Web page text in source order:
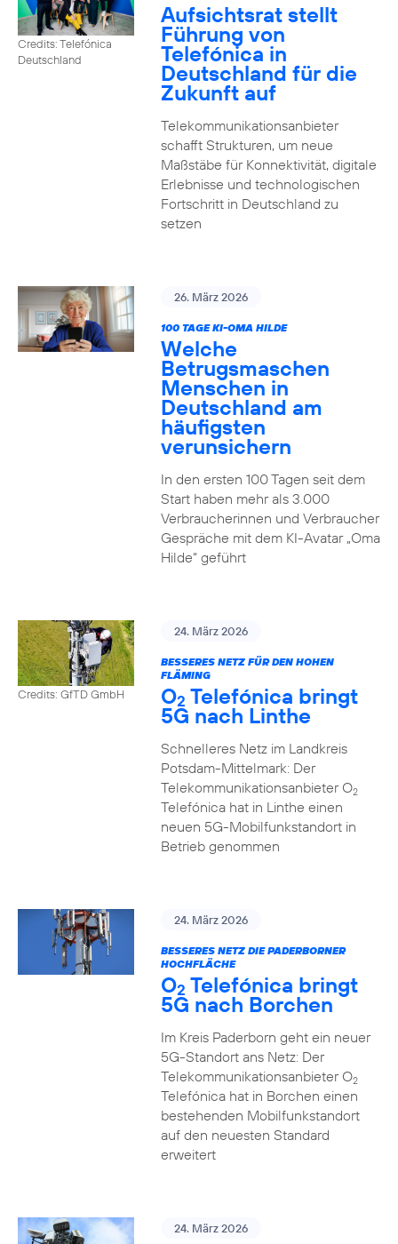
Credits: Telefónica
Deutschland
Aufsichtsrat stellt
Führung von
Telefónica in
Deutschland für die
Zukunft auf
Telekommunikationsanbieter
schafft Strukturen, um neue
Maßstäbe für Konnektivität, digitale
Erlebnisse und technologischen
Fortschritt in Deutschland zu
setzen
26. März 2026
100 TAGE KI-OMA HILDE
Welche
Betrugsmaschen
Menschen in
Deutschland am
häufigsten
verunsichern
In den ersten 100 Tagen seit dem
Start haben mehr als 3.000
Verbraucherinnen und Verbraucher
Gespräche mit dem KI-Avatar „Oma
Hilde“ geführt
Credits: GfTD GmbH
24. März 2026
BESSERES NETZ FÜR DEN HOHEN
FLÄMING
O2 Telefónica bringt
5G nach Linthe
Schnelleres Netz im Landkreis
Potsdam-Mittelmark: Der
Telekommunikationsanbieter O2
Telefónica hat in Linthe einen
neuen 5G-Mobilfunkstandort in
Betrieb genommen
24. März 2026
BESSERES NETZ DIE PADERBORNER
HOCHFLÄCHE
O2 Telefónica bringt
5G nach Borchen
Im Kreis Paderborn geht ein neuer
5G-Standort ans Netz: Der
Telekommunikationsanbieter O2
Telefónica hat in Borchen einen
bestehenden Mobilfunkstandort
auf den neuesten Standard
erweitert
24. März 2026